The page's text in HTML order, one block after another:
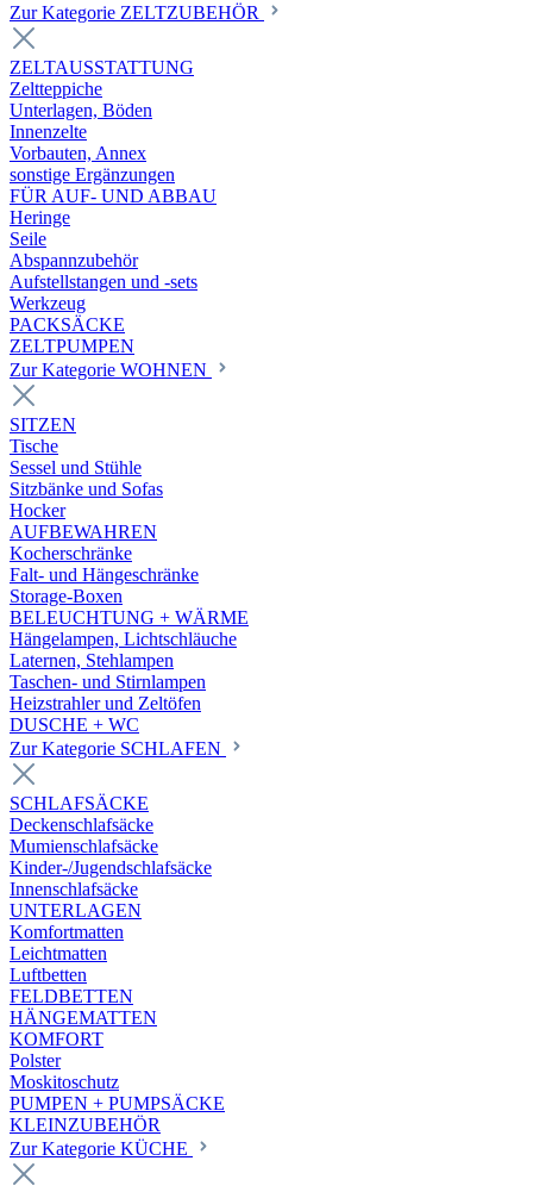
Zur Kategorie ZELTZUBEHÖR
ZELTAUSSTATTUNG
Zeltteppiche
Unterlagen, Böden
Innenzelte
Vorbauten, Annex
sonstige Ergänzungen
FÜR AUF- UND ABBAU
Heringe
Seile
Abspannzubehör
Aufstellstangen und -sets
Werkzeug
PACKSÄCKE
ZELTPUMPEN
Zur Kategorie WOHNEN
SITZEN
Tische
Sessel und Stühle
Sitzbänke und Sofas
Hocker
AUFBEWAHREN
Kocherschränke
Falt- und Hängeschränke
Storage-Boxen
BELEUCHTUNG + WÄRME
Hängelampen, Lichtschläuche
Laternen, Stehlampen
Taschen- und Stirnlampen
Heizstrahler und Zeltöfen
DUSCHE + WC
Zur Kategorie SCHLAFEN
SCHLAFSÄCKE
Deckenschlafsäcke
Mumienschlafsäcke
Kinder-/Jugendschlafsäcke
Innenschlafsäcke
UNTERLAGEN
Komfortmatten
Leichtmatten
Luftbetten
FELDBETTEN
HÄNGEMATTEN
KOMFORT
Polster
Moskitoschutz
PUMPEN + PUMPSÄCKE
KLEINZUBEHÖR
Zur Kategorie KÜCHE